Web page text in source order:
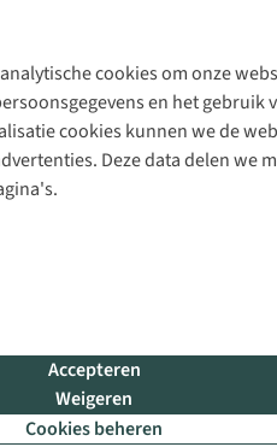
cookies om onze
en het
cookies kunnen we de
Deze data delen we
Accepteren
Weigeren
Cookies beheren